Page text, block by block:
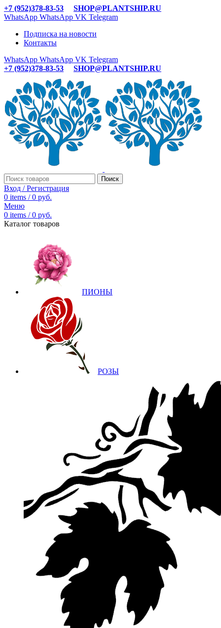
+7 (952)378-83-53
SHOP@PLANTSHIP.RU
WhatsApp WhatsApp VK Telegram
Подписка на новости
Контакты
WhatsApp WhatsApp VK Telegram
+7 (952)378-83-53
SHOP@PLANTSHIP.RU
Поиск
Вход / Регистрация
0 items / 0 руб.
Меню
0 items / 0 руб.
Каталог товаров
ПИОНЫ
РОЗЫ